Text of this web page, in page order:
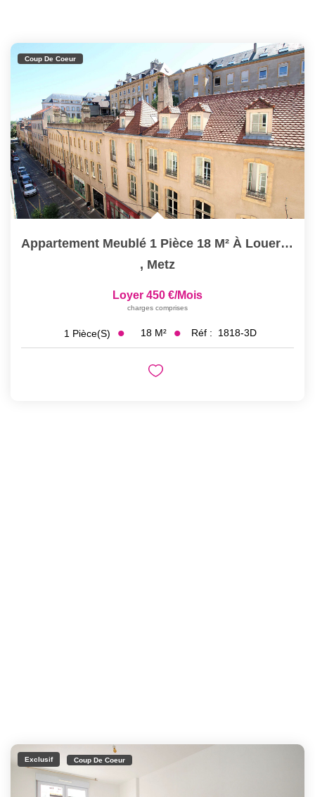
Coup De Coeur
Appartement Meublé 1 Pièce 18 M² À Louer À METZ Hypercentre
, Metz
Loyer 450 €/mois
charges comprises
1 Pièce(s) 18 M² Réf : 1818-3D
Exclusif Coup De Coeur